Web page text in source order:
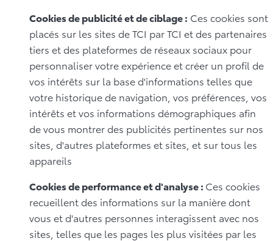
Cookies de publicité et de ciblage : Ces cookies sont
placés sur les sites de TCI par TCI et des partenaires
tiers et des plateformes de réseaux sociaux pour
personnaliser votre expérience et créer un profil de
vos intérêts sur la base d'informations telles que
votre historique de navigation, vos préférences, vos
intérêts et vos informations démographiques afin
de vous montrer des publicités pertinentes sur nos
sites, d'autres plateformes et sites, et sur tous les
appareils
Cookies de performance et d'analyse : Ces cookies
recueillent des informations sur la manière dont
vous et d'autres personnes interagissent avec nos
sites, telles que les pages les plus visitées par les